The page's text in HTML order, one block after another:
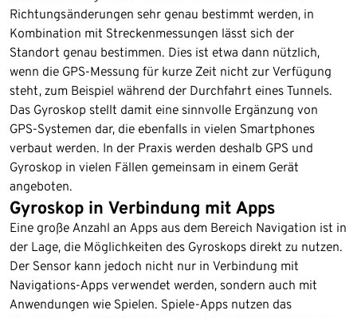
Richtungsänderungen sehr genau bestimmt werden, in
Kombination mit Streckenmessungen lässt sich der
Standort genau bestimmen. Dies ist etwa dann nützlich,
wenn die GPS-Messung für kurze Zeit nicht zur Verfügung
steht, zum Beispiel während der Durchfahrt eines Tunnels.
Das Gyroskop stellt damit eine sinnvolle Ergänzung von
GPS-Systemen dar, die ebenfalls in vielen Smartphones
verbaut werden. In der Praxis werden deshalb GPS und
Gyroskop in vielen Fällen gemeinsam in einem Gerät
angeboten.
Gyroskop in Verbindung mit Apps
Eine große Anzahl an Apps aus dem Bereich Navigation ist in
der Lage, die Möglichkeiten des Gyroskops direkt zu nutzen.
Der Sensor kann jedoch nicht nur in Verbindung mit
Navigations-Apps verwendet werden, sondern auch mit
Anwendungen wie Spielen. Spiele-Apps nutzen das